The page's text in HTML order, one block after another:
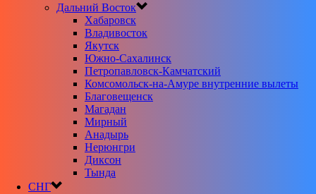
Дальний Восток
Хабаровск
Владивосток
Якутск
Южно-Сахалинск
Петропавловск-Камчатский
Комсомольск-на-Амуре внутренние вылеты
Благовещенск
Магадан
Мирный
Анадырь
Нерюнгри
Диксон
Тында
СНГ